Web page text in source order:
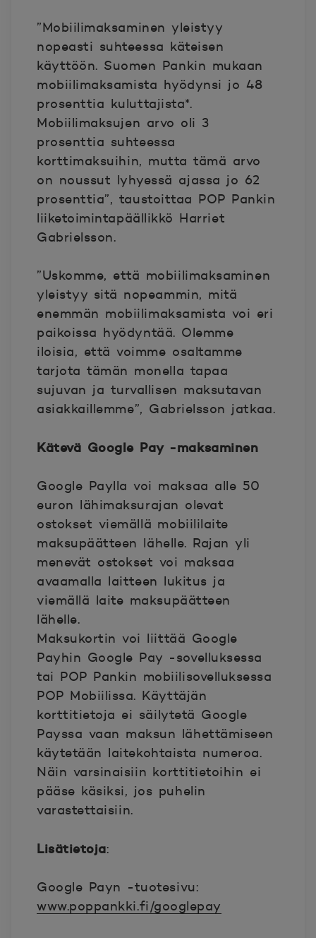
”Mobiilimaksaminen yleistyy
nopeasti suhteessa käteisen
käyttöön. Suomen Pankin mukaan
mobiilimaksamista hyödynsi jo 48
prosenttia kuluttajista*.
Mobiilimaksujen arvo oli 3
prosenttia suhteessa
korttimaksuihin, mutta tämä arvo
on noussut lyhyessä ajassa jo 62
prosenttia”, taustoittaa POP Pankin
liiketoimintapäällikkö Harriet
Gabrielsson.
”Uskomme, että mobiilimaksaminen
yleistyy sitä nopeammin, mitä
enemmän mobiilimaksamista voi eri
paikoissa hyödyntää. Olemme
iloisia, että voimme osaltamme
tarjota tämän monella tapaa
sujuvan ja turvallisen maksutavan
asiakkaillemme”, Gabrielsson jatkaa.
Kätevä Google Pay -maksaminen
Google Paylla voi maksaa alle 50
euron lähimaksurajan olevat
ostokset viemällä mobiililaite
maksupäätteen lähelle. Rajan yli
menevät ostokset voi maksaa
avaamalla laitteen lukitus ja
viemällä laite maksupäätteen
lähelle.
Maksukortin voi liittää Google
Payhin Google Pay -sovelluksessa
tai POP Pankin mobiilisovelluksessa
POP Mobiilissa. Käyttäjän
korttitietoja ei säilytetä Google
Payssa vaan maksun lähettämiseen
käytetään laitekohtaista numeroa.
Näin varsinaisiin korttitietoihin ei
pääse käsiksi, jos puhelin
varastettaisiin.
Lisätietoja:
Google Payn -tuotesivu:
www.poppankki.fi/googlepay